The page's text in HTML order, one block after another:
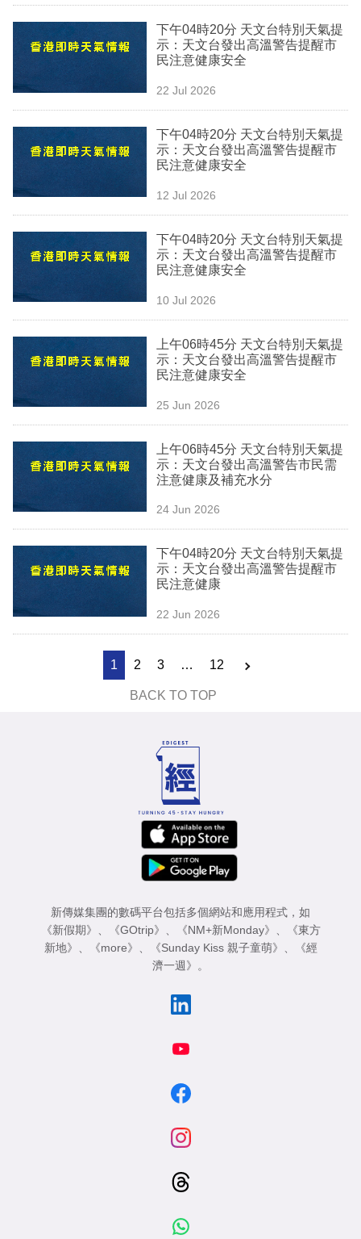
時
閱
下午04時20分 天文台特別天氣提
示：天文台發出高溫警告提醒市
民注意健康安全
22 Jul 2026
下午04時20分 天文台特別天氣提
示：天文台發出高溫警告提醒市
民注意健康安全
12 Jul 2026
下午04時20分 天文台特別天氣提
示：天文台發出高溫警告提醒市
民注意健康安全
10 Jul 2026
上午06時45分 天文台特別天氣提
示：天文台發出高溫警告提醒市
民注意健康安全
25 Jun 2026
上午06時45分 天文台特別天氣提
示：天文台發出高溫警告市民需
注意健康及補充水分
24 Jun 2026
下午04時20分 天文台特別天氣提
示：天文台發出高溫警告提醒市
民注意健康
22 Jun 2026
1 2 3 … 12
BACK TO TOP
新傳媒集團的數碼平台包括多個網站和應用程式，如
《新假期》 、 《GOtrip》 、 《NM+新Monday》 、
《東方
新地》 、 《more》 、 《Sunday Kiss 親子童萌》 、
《經
濟一週》 。